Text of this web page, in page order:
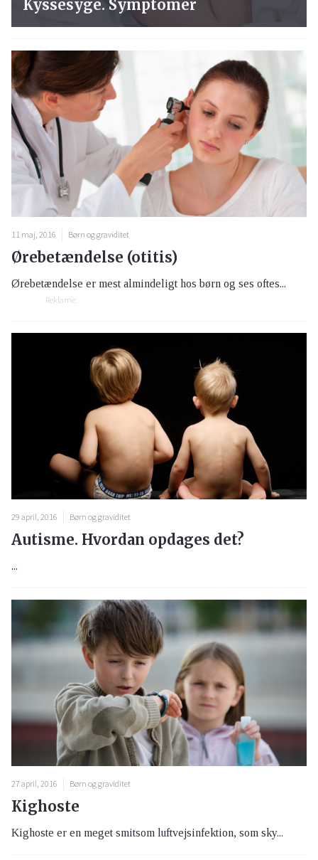
Kyssesyge. Symptomer
11 maj, 2016 Børn og graviditet
Ørebetændelse (otitis)
Ørebetændelse er mest almindeligt hos børn og ses oftes...
Reklame:
29 april, 2016 Børn og graviditet
Autisme. Hvordan opdages det?
...
27 april, 2016 Børn og graviditet
Kighoste
Kighoste er en meget smitsom luftvejsinfektion, som sky...